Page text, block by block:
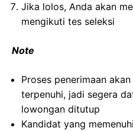
Jika lolos, Anda akan
mengikuti tes seleksi
Note
Proses penerimaan
terpenuhi, jadi segera
lowongan ditutup
Kandidat yang